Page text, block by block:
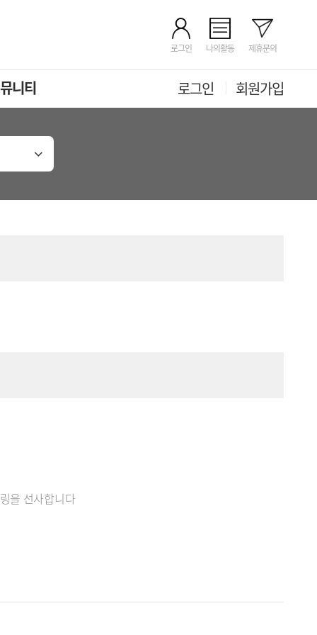
로그인 나의활동 제휴문의
니티 로그인 회원가입
을 선사합니다